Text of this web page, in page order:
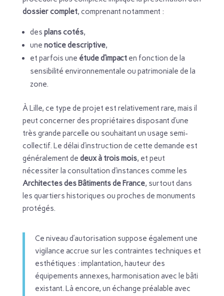
dossier complet, comprenant notamment :
des plans cotés,
une notice descriptive,
et parfois une étude d’impacten fonction de la
sensibilité environnementale ou patrimoniale de la
zone.
À Lille, ce type de projet est relativement rare, mais il
peut concerner des propriétaires disposant d’une
très grande parcelle ou souhaitant un usage semi-
collectif. Le délai d’instruction de cette demande est
généralement de deux à trois mois, et peut
nécessiter la consultation d’instances comme les
Architectes des Bâtiments de France, surtout dans
les quartiers historiques ou proches de monuments
protégés.
Ce niveau d’autorisation suppose également une
vigilance accrue sur les contraintes techniques et
esthétiques : implantation, hauteur des
équipements annexes, harmonisation avec le bâti
existant. Là encore, un échange préalable avec